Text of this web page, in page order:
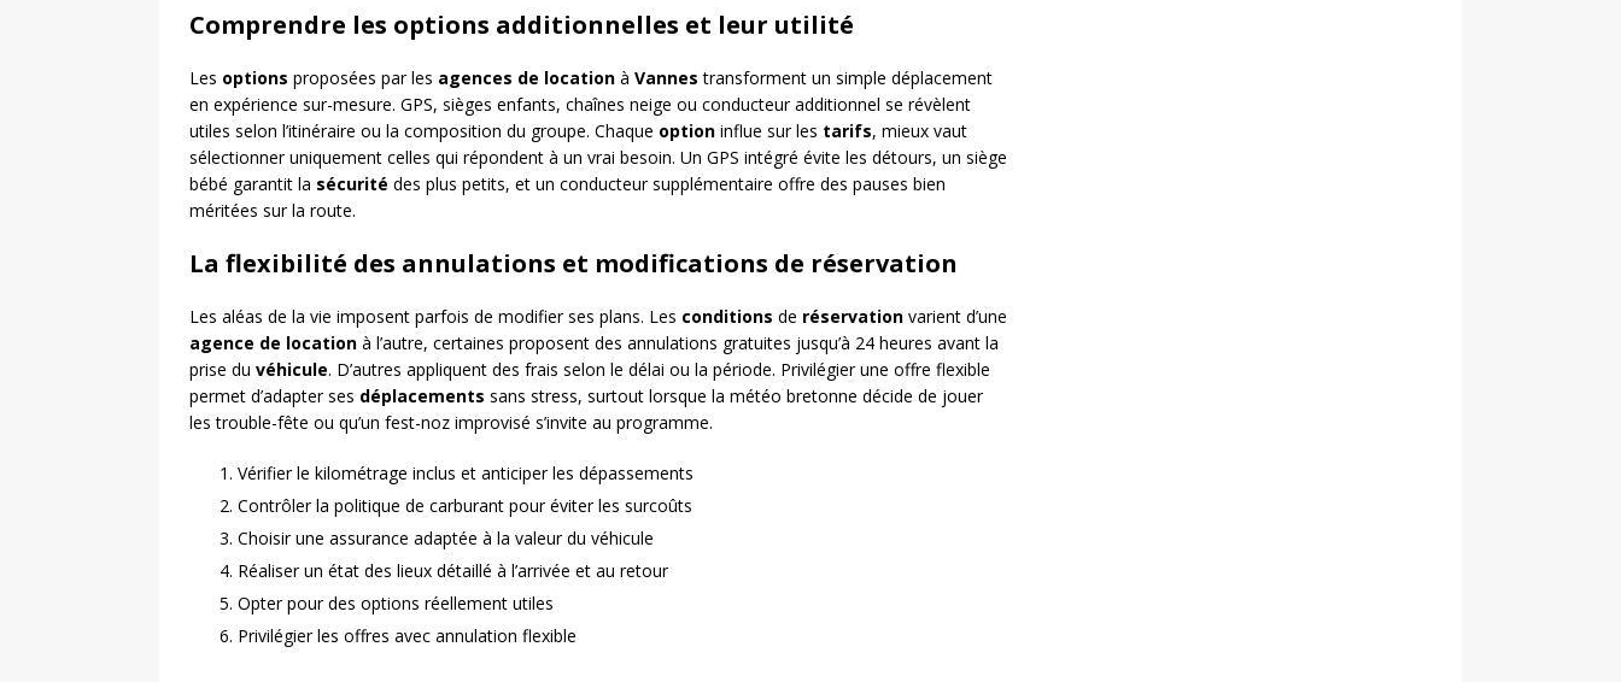
Comprendre les options additionnelles et leur utilité
Les options proposées par les agences de location à Vannes transforment un simple déplacement
en expérience sur-mesure. GPS, sièges enfants, chaînes neige ou conducteur additionnel se révèlent
utiles selon l’itinéraire ou la composition du groupe. Chaque option influe sur les tarifs, mieux vaut
sélectionner uniquement celles qui répondent à un vrai besoin. Un GPS intégré évite les détours, un siège
bébé garantit la sécurité des plus petits, et un conducteur supplémentaire offre des pauses bien
méritées sur la route.
La flexibilité des annulations et modifications de réservation
Les aléas de la vie imposent parfois de modifier ses plans. Les conditions de réservation varient d’une
agence de location à l’autre, certaines proposent des annulations gratuites jusqu’à 24 heures avant la
prise du véhicule. D’autres appliquent des frais selon le délai ou la période. Privilégier une offre flexible
permet d’adapter ses déplacements sans stress, surtout lorsque la météo bretonne décide de jouer
les trouble-fête ou qu’un fest-noz improvisé s’invite au programme.
Vérifier le kilométrage inclus et anticiper les dépassements
Contrôler la politique de carburant pour éviter les surcoûts
Choisir une assurance adaptée à la valeur du véhicule
Réaliser un état des lieux détaillé à l’arrivée et au retour
Opter pour des options réellement utiles
Privilégier les offres avec annulation flexible